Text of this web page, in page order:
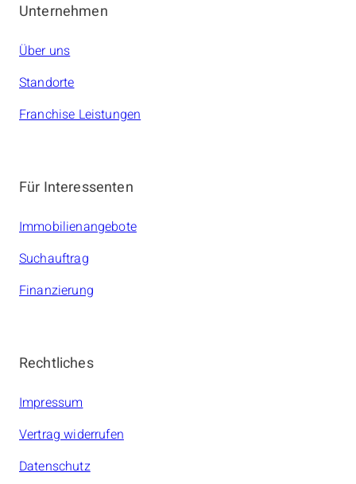
Unternehmen
Über uns
Standorte
Franchise Leistungen
Für Interessenten
Immobilienangebote
Suchauftrag
Finanzierung
Rechtliches
Impressum
Vertrag widerrufen
Datenschutz